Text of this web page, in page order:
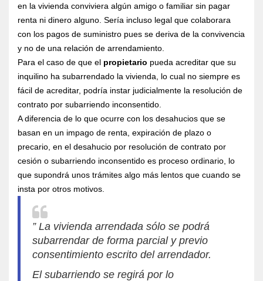
en la vivienda conviviera algún amigo o familiar sin pagar
renta ni dinero alguno. Sería incluso legal que colaborara
con los pagos de suministro pues se deriva de la convivencia
y no de una relación de arrendamiento.
Para el caso de que el propietario pueda acreditar que su
inquilino ha subarrendado la vivienda, lo cual no siempre es
fácil de acreditar, podría instar judicialmente la resolución de
contrato por subarriendo inconsentido.
A diferencia de lo que ocurre con los desahucios que se
basan en un impago de renta, expiración de plazo o
precario, en el desahucio por resolución de contrato por
cesión o subarriendo inconsentido es proceso ordinario, lo
que supondrá unos trámites algo más lentos que cuando se
insta por otros motivos.
” La vivienda arrendada sólo se podrá
subarrendar de forma parcial y previo
consentimiento escrito del arrendador.
El subarriendo se regirá por lo